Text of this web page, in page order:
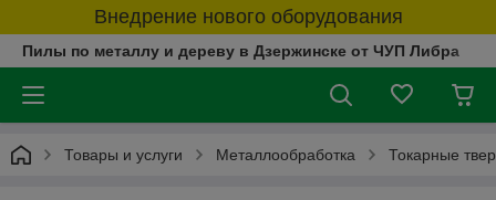
Внедрение нового оборудования
Пилы по металлу и дереву в Дзержинске от ЧУП Либра
Товары и услуги Металлообработка Токарные